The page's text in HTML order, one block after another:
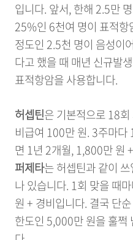
입니다. 앞서, 한해 2.5만
25%인 6천여 명이 표적
정도인 2.5천 명이 음성이
다고 했을 때 매년 신규발
표적항암을 사용합니다.
허셉틴은 기본적으로 18
비급여 100만 원. 3주마다
면 1년 2개월, 1,800만 원
퍼제타는 허셉틴과 같이
나 있습니다. 1회 맞을 때
원 + 경비입니다. 결국 단
한도인 5,000만 원을 훌쩍